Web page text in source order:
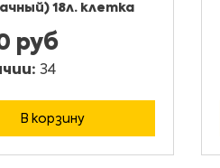
18л. клетка
руб
34
В корзину